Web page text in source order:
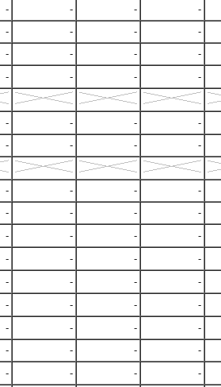
- - -
-
- - -
-
- - -
-
- - -
-
- - -
-
- - -
-
- - -
-
- - -
-
- - -
-
- - -
-
- - -
-
- - -
-
- - -
-
- - -
-
- - -
-